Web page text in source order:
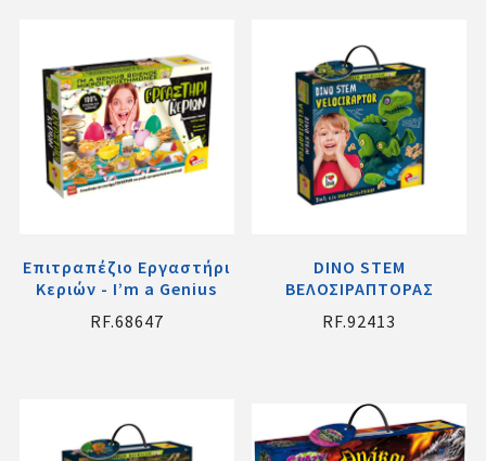
Επιτραπέζιο Εργαστήρι
Κεριών - I’m a Genius
RF.68647
DINO STEM
ΒΕΛΟΣΙΡΑΠΤΟΡΑΣ
RF.92413